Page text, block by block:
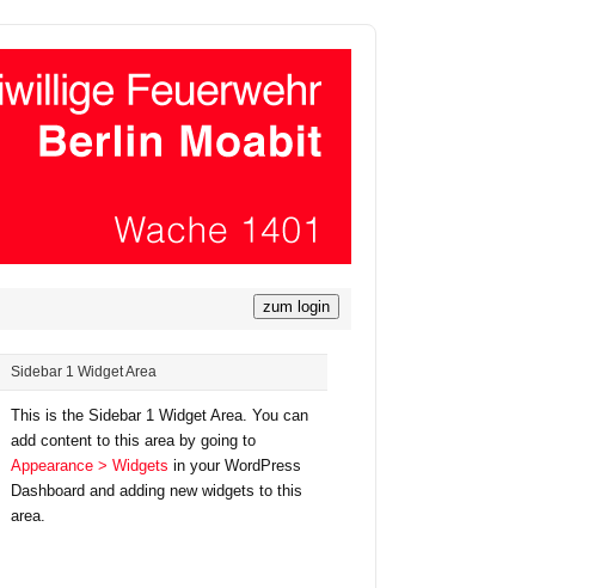
Sidebar 1 Widget Area
This is the Sidebar 1 Widget Area. You can
add content to this area by going to
Appearance > Widgets in your WordPress
Dashboard and adding new widgets to this
area.